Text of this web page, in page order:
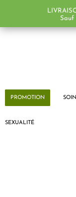
PROMOTION
SEXUALITÉ
Sauf